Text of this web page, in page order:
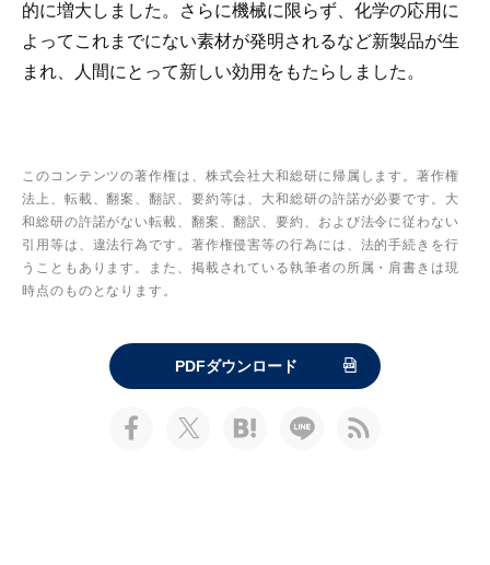
的に増大しました。さらに機械に限らず、化学の応用に
よってこれまでにない素材が発明されるなど新製品が生
まれ、人間にとって新しい効用をもたらしました。
このコンテンツの著作権は、株式会社大和総研に帰属します。著作権
法上、転載、翻案、翻訳、要約等は、大和総研の許諾が必要です。大
和総研の許諾がない転載、翻案、翻訳、要約、および法令に従わない
引用等は、違法行為です。著作権侵害等の行為には、法的手続きを行
うこともあります。また、掲載されている執筆者の所属・肩書きは現
時点のものとなります。
PDFダウンロード